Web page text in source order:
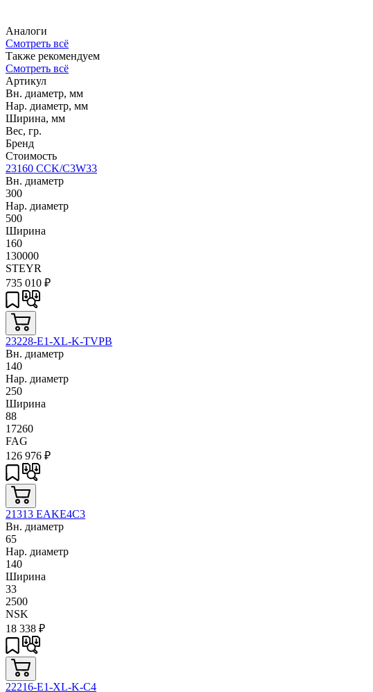
Аналоги
Смотреть всё
Также рекомендуем
Смотреть всё
Артикул
Вн. диаметр, мм
Нар. диаметр, мм
Ширина, мм
Вес, гр.
Бренд
Стоимость
23160 CCK/C3W33
Вн. диаметр
300
Нар. диаметр
500
Ширина
160
130000
STEYR
735 010 ₽
23228-E1-XL-K-TVPB
Вн. диаметр
140
Нар. диаметр
250
Ширина
88
17260
FAG
126 976 ₽
21313 EAKE4C3
Вн. диаметр
65
Нар. диаметр
140
Ширина
33
2500
NSK
18 338 ₽
22216-E1-XL-K-C4